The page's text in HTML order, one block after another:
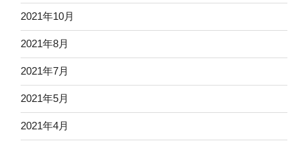
2021年10月
2021年8月
2021年7月
2021年5月
2021年4月